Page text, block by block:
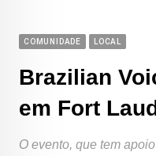
COMUNIDADE LOCAL
Brazilian
em Fort
O evento, que tem